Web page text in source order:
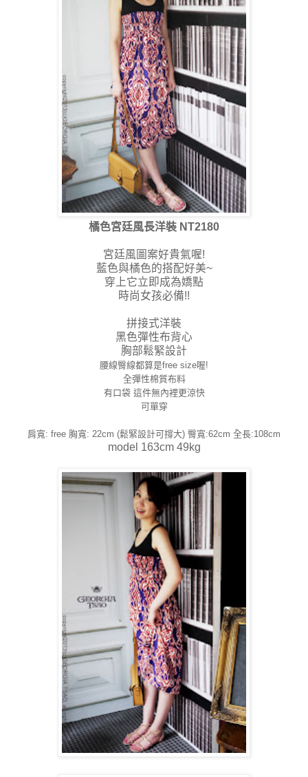
橘色宮廷風長洋裝 NT2180
宮廷風圖案好貴氣喔!
藍色與橘色的搭配好美~
穿上它立即成為嬌點
時尚女孩必備!!
拼接式洋裝
黑色彈性布背心
胸部鬆緊設計
腰線臀線都算是free size喔!
全彈性棉質布料
有口袋 這件無內裡更涼快
可單穿
肩寬: free 胸寬: 22cm (鬆緊設計可撐大) 臀寬:62cm 全長:108cm
model 163cm 49kg